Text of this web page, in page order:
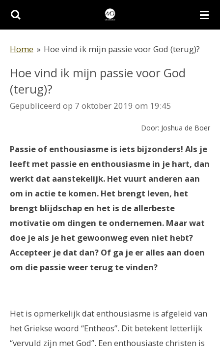
Ga
de
hoofdinhoud
Home » Hoe vind ik mijn passie voor God (terug)?
Hoe vind ik mijn passie voor God
(terug)?
Gepubliceerd op 7 oktober 2019 om 19:45
Door: Joshua de Boer
Passie of enthousiasme is iets bijzonders! Als je
leeft met passie en enthousiasme in je hart, dan
werkt dat aanstekelijk. Het vuurt anderen aan
om in actie te komen. Het brengt leven, het
brengt blijdschap en het is de allerbeste
motivatie om dingen te ondernemen. Maar wat
doe je als je het gewoonweg even niet hebt?
Accepteer je dat dan? Of ga je er alles aan doen
om die passie weer terug te vinden?
Het is opmerkelijk dat enthousiasme is afgeleid van
het Griekse woord “Entheos”. Dit betekent letterlijk
“vervuld zijn met God”. Een enthousiaste christen is